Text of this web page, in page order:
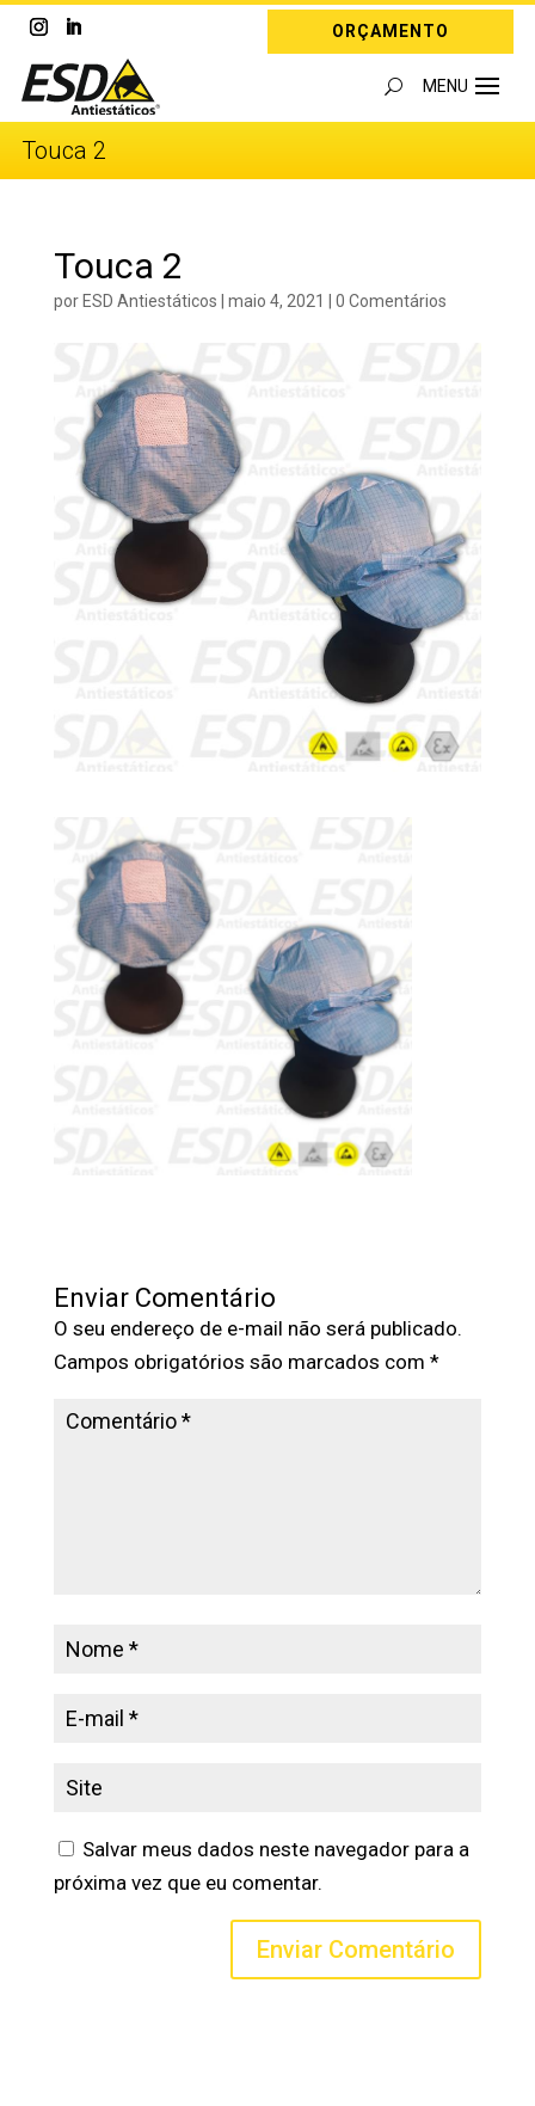
ORÇAMENTO
Touca 2
Touca 2
porESD Antiestáticos | maio 4, 2021 | 0 Comentários
Enviar Comentário
O seu endereço de e-mail não será publicado.
Campos obrigatórios são marcados com *
Salvar meus dados neste navegador para a
próxima vez que eu comentar.